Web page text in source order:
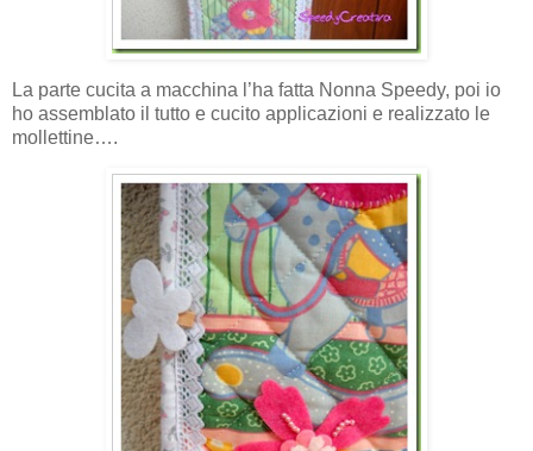
La parte cucita a macchina l’ha fatta Nonna Speedy, poi io
ho assemblato il tutto e cucito applicazioni e realizzato le
mollettine….